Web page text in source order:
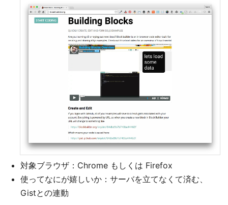
対象ブラウザ：Chrome もしくは Firefox
使ってなにが嬉しいか：サーバを立てなくて済む、
Gistとの連動